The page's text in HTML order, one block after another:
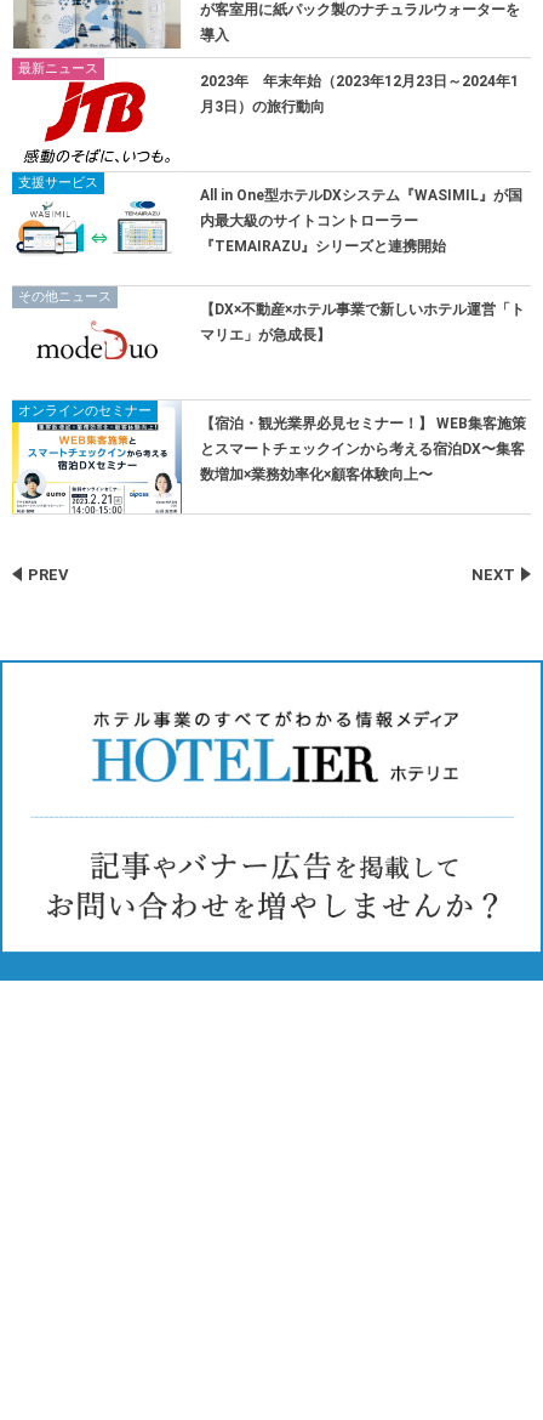
が客室用に紙パック製のナチュラルウォーターを
導入
最新ニュース
2023年 年末年始（2023年12月23日～2024年1
月3日）の旅行動向
支援サービス
All in One型ホテルDXシステム『WASIMIL』が国
内最大級のサイトコントローラー
『TEMAIRAZU』シリーズと連携開始
その他ニュース
【DX×不動産×ホテル事業で新しいホテル運営「ト
マリエ」が急成長】
オンラインのセミナー
【宿泊・観光業界必見セミナー！】 WEB集客施策
とスマートチェックインから考える宿泊DX〜集客
数増加×業務効率化×顧客体験向上〜
PREV NEXT